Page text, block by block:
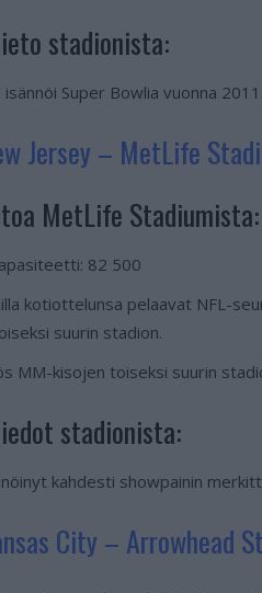
stadionista:
isännöi Super Bowlia vuonna 2011.
Jersey – MetLife
MetLife Stadiumista:
82 500
kotiottelunsa pelaavat NFL-
suurin stadion.
MM-kisojen toiseksi suurin
stadionista:
kahdesti showpainin
City – Arrowhead